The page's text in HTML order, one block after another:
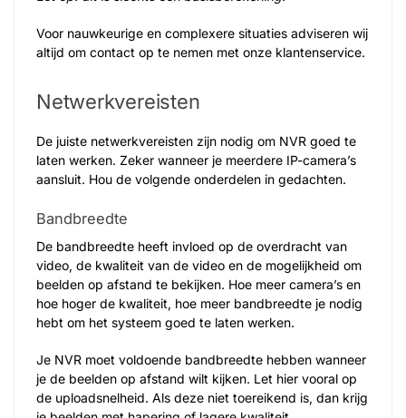
Voor nauwkeurige en complexere situaties adviseren wij
altijd om contact op te nemen met onze klantenservice.
Netwerkvereisten
De juiste netwerkvereisten zijn nodig om NVR goed te
laten werken. Zeker wanneer je meerdere IP-camera’s
aansluit. Hou de volgende onderdelen in gedachten.
Bandbreedte
De bandbreedte heeft invloed op de overdracht van
video, de kwaliteit van de video en de mogelijkheid om
beelden op afstand te bekijken. Hoe meer camera’s en
hoe hoger de kwaliteit, hoe meer bandbreedte je nodig
hebt om het systeem goed te laten werken.
Je NVR moet voldoende bandbreedte hebben wanneer
je de beelden op afstand wilt kijken. Let hier vooral op
de uploadsnelheid. Als deze niet toereikend is, dan krijg